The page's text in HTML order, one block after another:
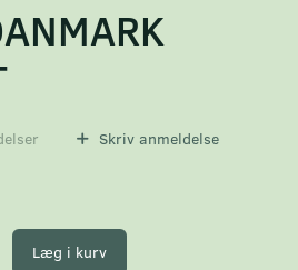
Skriv anmeldelse
Læg i kurv